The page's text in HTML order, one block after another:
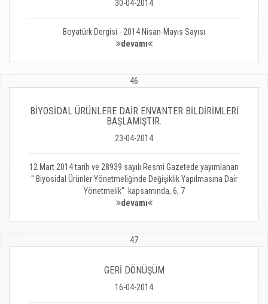
30-04-2014
Boyatürk Dergisi - 2014 Nisan-Mayıs Sayısı
devamı
46
BİYOSİDAL ÜRÜNLERE DAİR ENVANTER BİLDİRİMLERİ
BAŞLAMIŞTIR.
23-04-2014
12 Mart 2014 tarih ve 28939 sayılı Resmi Gazetede yayımlanan
'' Biyosidal Ürünler Yönetmeliğinde Değişiklik Yapılmasına Dair
Yönetmelik'' kapsamında, 6, 7
devamı
47
GERİ DÖNÜŞÜM
16-04-2014